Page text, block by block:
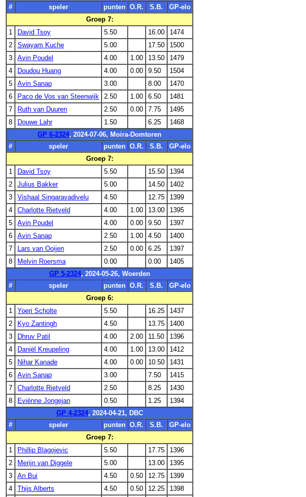
#
speler punten O.R. S.B.
GP-elo
Groep 7:
1
David Tsoy 5.50 16.00
1474
2
Swayam Kuche 5.00 17.50
1500
3
Avin Poudel 4.00 1.00 13.50
1479
4
Doudou Huang 4.00 0.00 9.50
1504
5
Avin Sanap 3.00 8.00
1470
6
Paco de Vos van Steenwijk 2.50 1.00 6.50
1481
7
Ruth van Duuren 2.50 0.00 7.75
1495
8
Douwe Lahr 1.50 6.25
1468
GP 6-2324, 2024-07-06, Moira-Domtoren
#
speler punten O.R. S.B.
GP-elo
Groep 7:
1
David Tsoy 5.50 15.50
1394
2
Julius Bakker 5.00 14.50
1402
3
Vishaal Singaravadivelu 4.50 12.75
1399
4
Charlotte Rietveld 4.00 1.00 13.00
1395
5
Avin Poudel 4.00 0.00 9.50
1397
6
Avin Sanap 2.50 1.00 4.50
1400
7
Lars van Ooijen 2.50 0.00 6.25
1397
8
Melvin Roersma 0.00 0.00
1405
GP 5-2324, 2024-05-26, Woerden
#
speler punten O.R. S.B.
GP-elo
Groep 6:
1
Yoeri Scholte 5.50 16.25
1437
2
Kyo Zantingh 4.50 13.75
1400
3
Dhruv Patil 4.00 2.00 11.50
1396
4
Daniël Kreupeling 4.00 1.00 13.00
1412
5
Nihar Kanade 4.00 0.00 10.50
1431
6
Avin Sanap 3.00 7.50
1415
7
Charlotte Rietveld 2.50 8.25
1430
8
Eviënne Jongejan 0.50 1.25
1394
GP 4-2324, 2024-04-21, DBC
#
speler punten O.R. S.B.
GP-elo
Groep 7:
1
Phillip Blagojevic 5.50 17.75
1396
2
Merijn van Diggele 5.00 13.00
1395
3
An Bui 4.50 0.50 12.75
1399
4
Thijs Alberts 4.50 0.50 12.25
1398